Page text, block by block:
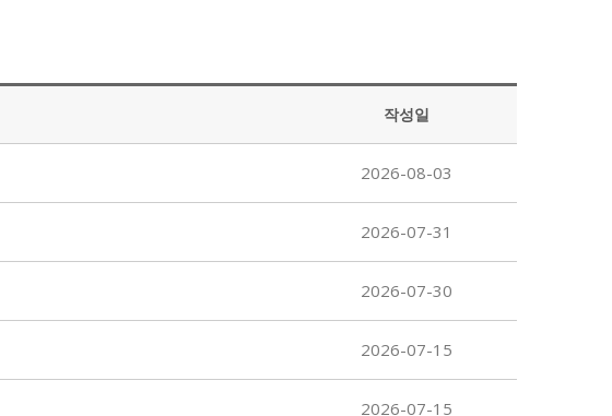
작성일
2026-08-03
2026-07-31
2026-07-30
2026-07-15
2026-07-15